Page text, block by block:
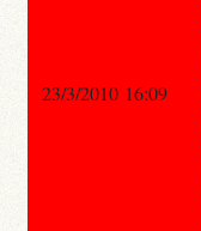
23/3/2010 16:09